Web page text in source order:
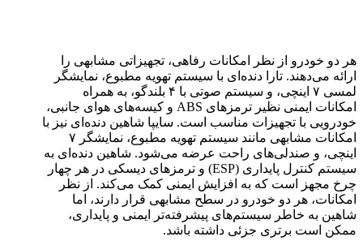
هر دو خودرو از نظر امکانات رفاهی، تجهیزاتی مشابهی را
ارائه می‌دهند. تارا دنده‌ای با سیستم تهویه مطبوع، نمایشگر
لمسی ۷ اینچی، و سیستم صوتی با ۴ بلندگو، به همراه
امکانات ایمنی نظیر ترمزهای ABS و کیسه‌های هوای جانبی،
خودرویی با تجهیزات مناسب است. سایپا شاهین دنده‌ای نیز با
امکانات مشابهی مانند سیستم تهویه مطبوع، نمایشگر ۷
اینچی، و صندلی‌های راحت عرضه می‌شود. شاهین دنده‌ای به
سیستم کنترل پایداری (ESP) و ترمزهای دیسکی در هر چهار
چرخ مجهز است که به افزایش ایمنی کمک می‌کند. از نظر
امکانات، هر دو خودرو در سطح مشابهی قرار دارند، اما
شاهین به خاطر سیستم‌های پیشرفته‌تر ایمنی و پایداری،
ممکن است برتری جزئی داشته باشد.